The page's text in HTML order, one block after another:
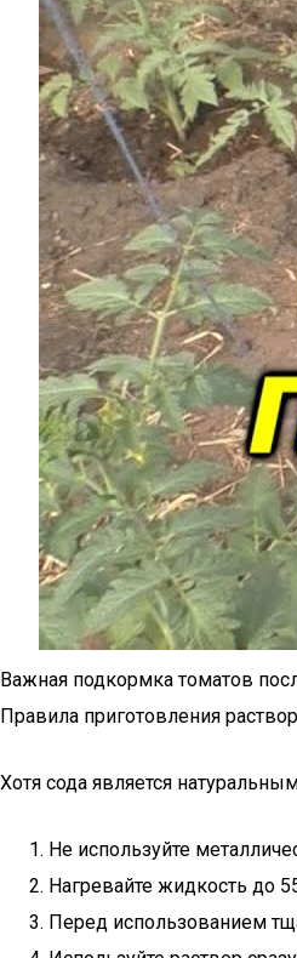
Важная подкормка томатов
Правила приготовления
Хотя сода является
Не используйте
Нагревайте жидкость до
Перед использованием